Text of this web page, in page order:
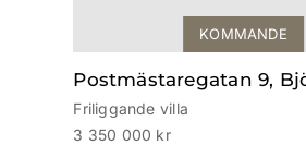
KOMMANDE
Postmästaregatan 9,
Friliggande villa
3 350 000 kr